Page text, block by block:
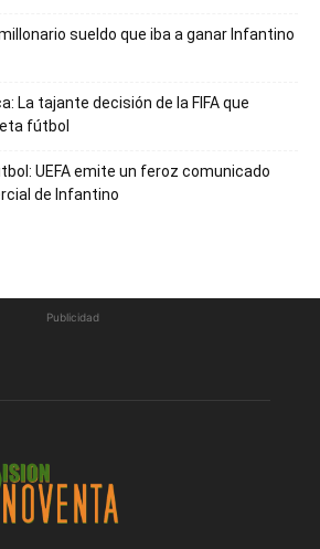
sueldo que iba a ganar Infantino
La tajante decisión de la FIFA que
fútbol
UEFA emite un feroz comunicado
de Infantino
Publicidad